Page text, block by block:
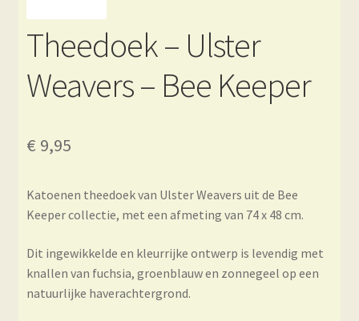
Theedoek – Ulster
Weavers – Bee Keeper
€ 9,95
Katoenen theedoek van Ulster Weavers uit de Bee
Keeper collectie, met een afmeting van 74 x 48 cm.
Dit ingewikkelde en kleurrijke ontwerp is levendig met
knallen van fuchsia, groenblauw en zonnegeel op een
natuurlijke haverachtergrond.